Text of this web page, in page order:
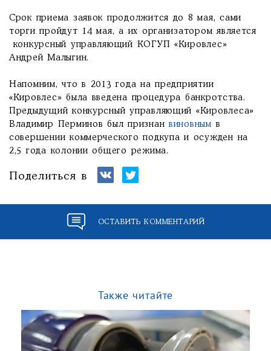
Срок приема заявок продолжится до 8 мая, сами
торги пройдут 14 мая, а их организатором является
конкурсный управляющий КОГУП «Кировлес»
Андрей Малыгин.
Напомним, что в 2013 года на предприятии
«Кировлес» была введена процедура банкротства.
Предыдущий конкурсный управляющий «Кировлеса»
Владимир Перминов был признанвиновным в
совершении коммерческого подкупа и осужден на
2,5 года колонии общего режима.
Поделиться в
ОСТАВИТЬ КОММЕНТАРИЙ
Также читайте